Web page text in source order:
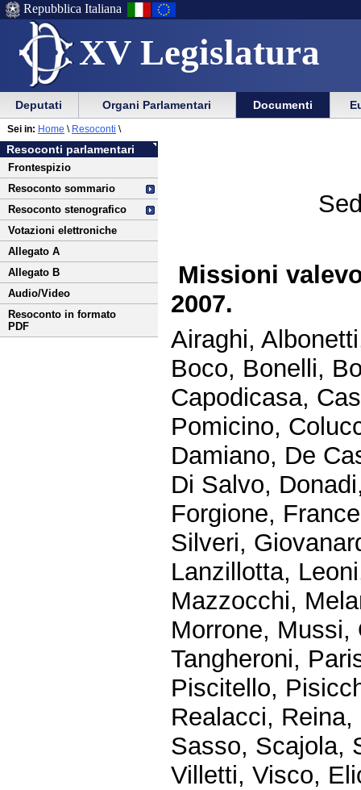
XV Legislatura
Menu
di
ausilio
alla
navigazione
Vai
Menu
di
navigazione
principale
Repubblica Italiana
Menu
di
navigazione
principale
Vai
menu
di
sezione
Deputati Organi Parlamentari Documenti
Vai
al
contenuto
Resoconti parlamentari
Frontespizio
Resoconto sommario
Resoconto stenografico
Votazioni elettroniche
Allegato A
Allegato B
Audio/Video
Resoconto in formato
PDF
Sei in: Home \ Resoconti \
Missioni
2007.
Airaghi,
Boco, Bonelli,
Capodicasa,
Pomicino,
Damiano, De
Di Salvo,
Forgione,
Silveri,
Lanzillotta,
Mazzocchi,
Morrone, Mussi,
Tangheroni,
Piscitello,
Realacci,
Sasso, Scajola,
Villetti, Visco,